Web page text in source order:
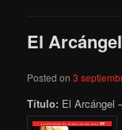
El
Posted on3
Título: El Arcángel